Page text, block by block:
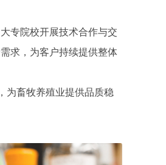
专院校开展技术合作与交
求，为客户持续提供整体
为畜牧养殖业提供品质稳